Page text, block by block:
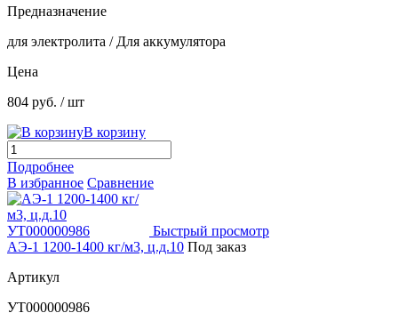
Предназначение
для электролита / Для аккумулятора
Цена
804 руб. / шт
В корзину
Подробнее
В избранное Сравнение
Быстрый просмотр
АЭ-1 1200-1400 кг/м3, ц.д.10 Под заказ
Артикул
УТ000000986